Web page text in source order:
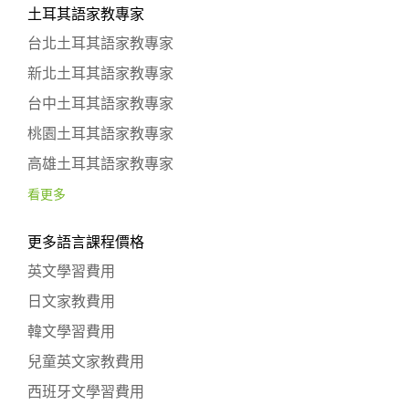
土耳其語家教專家
台北土耳其語家教專家
新北土耳其語家教專家
台中土耳其語家教專家
桃園土耳其語家教專家
高雄土耳其語家教專家
看更多
更多語言課程價格
英文學習費用
日文家教費用
韓文學習費用
兒童英文家教費用
西班牙文學習費用